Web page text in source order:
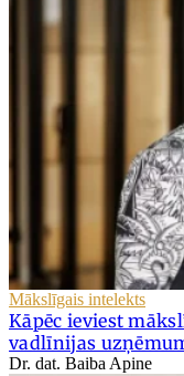
Mākslīgais intelekts
Kāpēc ieviest
vadlīnijas
Dr. dat. Baiba Apine